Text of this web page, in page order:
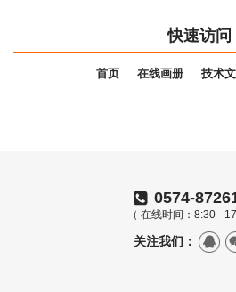
快速访问
首页 在线画册 技术
0574-
（ 在线时间：8:30 -
关注我们：